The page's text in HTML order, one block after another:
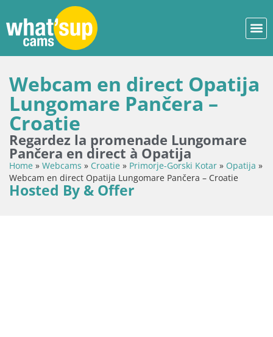
Webcam en direct Opatija
Lungomare Pančera –
Croatie
Regardez la promenade Lungomare
Pančera en direct à Opatija
Home » Webcams » Croatie » Primorje-Gorski Kotar » Opatija »
Webcam en direct Opatija Lungomare Pančera – Croatie
Hosted By & Offer